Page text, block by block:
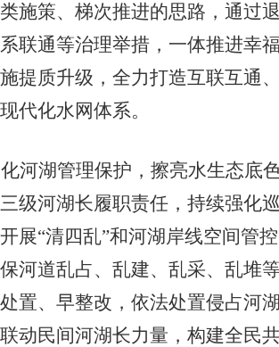
施策、梯次推进的思路， 通过
联通等治理举措，一体推进幸
提质升级，全力打造互联互通
代化水网体系。
河湖管理保护 ，擦亮水生态底
级河湖长履职责任，持续强化
展“清四乱”和河湖 岸线空间管
河道乱占、乱建、乱采、乱堆
置、早整改 ， 依法处置侵占河
联动民间河湖长力量，构建全民